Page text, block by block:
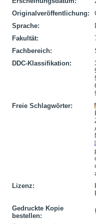
Originalveröffentlichung:
Sprache:
Fakultät:
Fachbereich:
DDC-Klassifikation:
Freie Schlagwörter:
Lizenz:
Gedruckte Kopie
bestellen: